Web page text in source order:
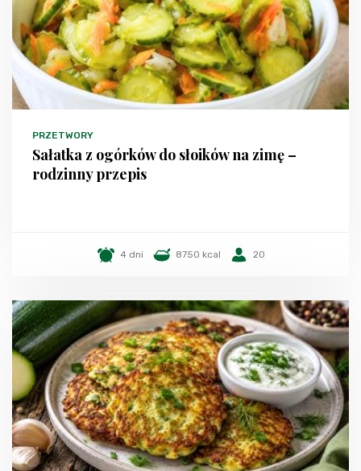
PRZETWORY
Sałatka z ogórków do słoików na zimę –
rodzinny przepis
4 dni 8750 kcal 20